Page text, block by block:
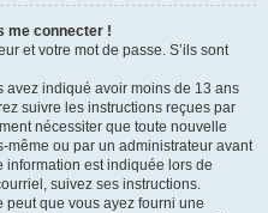
me connecter !
et votre mot de passe. S’ils sont
avez indiqué avoir moins de 13 ans
suivre les instructions reçues par
nécessiter que toute nouvelle
même ou par un administrateur avant
information est indiquée lors de
suivez ses instructions.
peut que vous ayez fourni une